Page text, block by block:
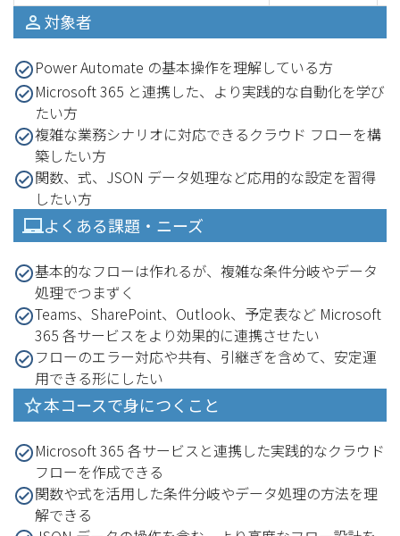
対象者
Power Automate の基本操作を理解している方
Microsoft 365 と連携した、より実践的な自動化を学び
たい方
複雑な業務シナリオに対応できるクラウド フローを構
築したい方
関数、式、JSON データ処理など応用的な設定を習得
したい方
よくある課題・ニーズ
基本的なフローは作れるが、複雑な条件分岐やデータ
処理でつまずく
Teams、SharePoint、Outlook、予定表など Microsoft
365 各サービスをより効果的に連携させたい
フローのエラー対応や共有、引継ぎを含めて、安定運
用できる形にしたい
本コースで身につくこと
Microsoft 365 各サービスと連携した実践的なクラウド
フローを作成できる
関数や式を活用した条件分岐やデータ処理の方法を理
解できる